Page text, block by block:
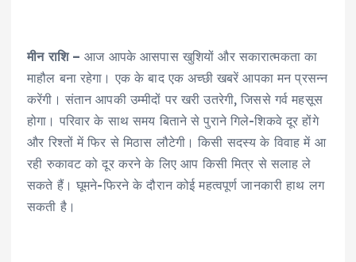
मीन राशि – आज आपके आसपास खुशियों और सकारात्मकता का
माहौल बना रहेगा। एक के बाद एक अच्छी खबरें आपका मन प्रसन्न
करेंगी। संतान आपकी उम्मीदों पर खरी उतरेगी, जिससे गर्व महसूस
होगा। परिवार के साथ समय बिताने से पुराने गिले-शिकवे दूर होंगे
और रिश्तों में फिर से मिठास लौटेगी। किसी सदस्य के विवाह में आ
रही रुकावट को दूर करने के लिए आप किसी मित्र से सलाह ले
सकते हैं। घूमने-फिरने के दौरान कोई महत्वपूर्ण जानकारी हाथ लग
सकती है।